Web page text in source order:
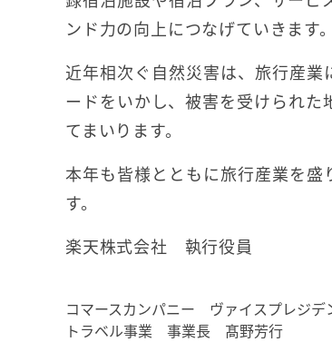
ンド力の向上につなげていきます。
近年相次ぐ自然災害は、旅行産
ードをいかし、被害を受けられ
てまいります。
本年も皆様とともに旅行産業を
す。
楽天株式会社 執行役員
コマースカンパニー ヴァイスプレジデ
トラベル事業 事業長 髙野芳行